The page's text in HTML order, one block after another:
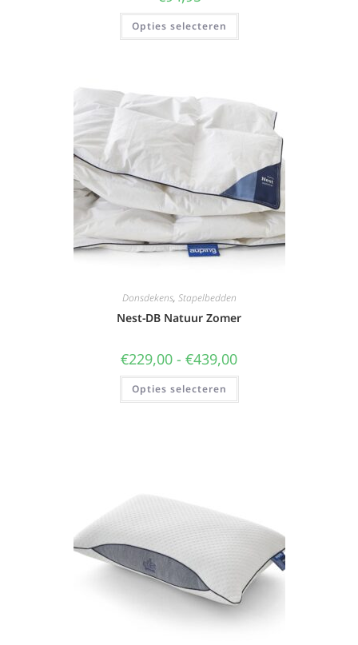
Opties selecteren
Donsdekens, Stapelbedden
Nest-DB Natuur Zomer
€229,00 - €439,00
Opties selecteren